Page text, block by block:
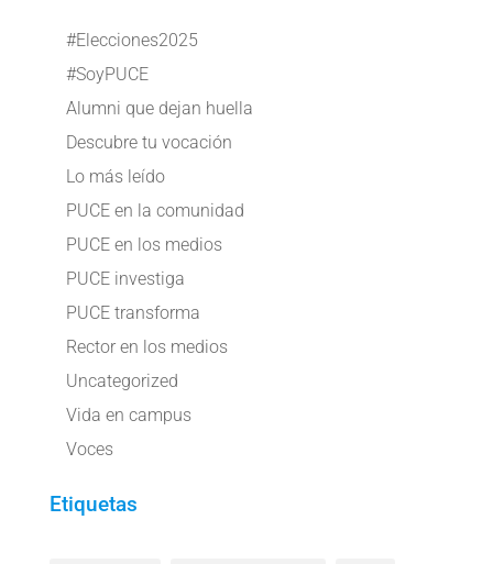
#Elecciones2025
#SoyPUCE
Alumni que dejan huella
Descubre tu vocación
Lo más leído
PUCE en la comunidad
PUCE en los medios
PUCE investiga
PUCE transforma
Rector en los medios
Uncategorized
Vida en campus
Voces
Etiquetas